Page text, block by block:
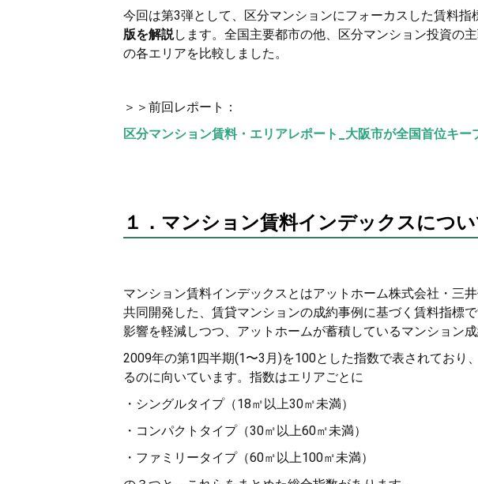
今回は第3弾として、区分マンションにフォーカスした賃料指
版を解説します。全国主要都市の他、区分マンション投資の
の各エリアを比較しました。
＞＞前回レポート：
区分マンション賃料・エリアレポート_大阪市が全国首位キー
１．マンション賃料インデックスについ
マンション賃料インデックスとはアットホーム株式会社・三
共同開発した、賃貸マンションの成約事例に基づく賃料指標
影響を軽減しつつ、アットホームが蓄積しているマンション
2009年の第1四半期(1〜3月)を100とした指数で表されており
るのに向いています。指数はエリアごとに
・シングルタイプ（18㎡以上30㎡未満）
・コンパクトタイプ（30㎡以上60㎡未満）
・ファミリータイプ（60㎡以上100㎡未満）